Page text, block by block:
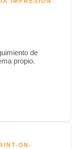
de
propio.
ON-